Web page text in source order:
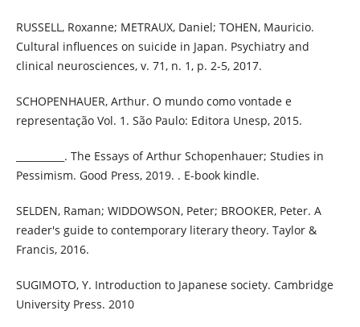
RUSSELL, Roxanne; METRAUX, Daniel; TOHEN, Mauricio.
Cultural influences on suicide in Japan. Psychiatry and
clinical neurosciences, v. 71, n. 1, p. 2-5, 2017.
SCHOPENHAUER, Arthur. O mundo como vontade e
representação Vol. 1. São Paulo: Editora Unesp, 2015.
__________. The Essays of Arthur Schopenhauer; Studies in
Pessimism. Good Press, 2019. . E-book kindle.
SELDEN, Raman; WIDDOWSON, Peter; BROOKER, Peter. A
reader's guide to contemporary literary theory. Taylor &
Francis, 2016.
SUGIMOTO, Y. Introduction to Japanese society. Cambridge
University Press. 2010